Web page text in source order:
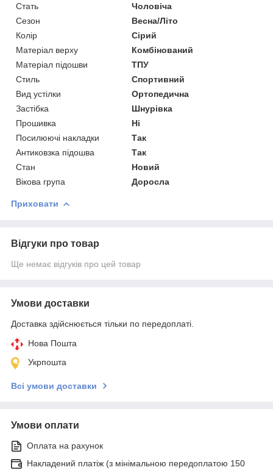
Стать
Чоловіча
Сезон
Весна/Літо
Колір
Сірий
Матеріал верху
Комбінований
Матеріал підошви
ТПУ
Стиль
Спортивний
Вид устілки
Ортопедична
Застібка
Шнурівка
Прошивка
Ні
Посилюючі накладки
Так
Антиковзка підошва
Так
Стан
Новий
Вікова група
Доросла
Приховати
Відгуки про товар
Ще немає відгуків про цей товар
Умови доставки
Доставка здійснюється тільки по передоплаті.
Нова Пошта
Укрпошта
Всі умови доставки
Умови оплати
Оплата на рахунок
Накладений платіж (з мінімальною передоплатою 150